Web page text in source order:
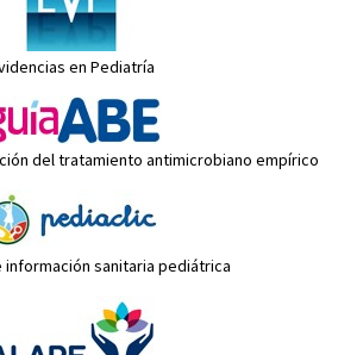
en Pediatría
del tratamiento antimicrobiano empírico
información sanitaria pediátrica